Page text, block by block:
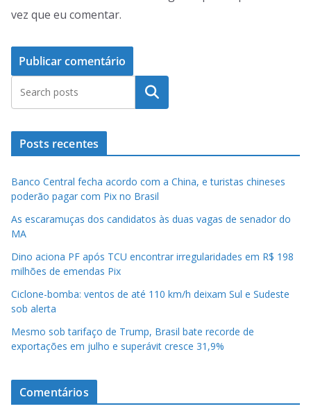
vez que eu comentar.
Pesquisar
Posts recentes
Banco Central fecha acordo com a China, e turistas chineses
poderão pagar com Pix no Brasil
As escaramuças dos candidatos às duas vagas de senador do
MA
Dino aciona PF após TCU encontrar irregularidades em R$ 198
milhões de emendas Pix
Ciclone-bomba: ventos de até 110 km/h deixam Sul e Sudeste
sob alerta
Mesmo sob tarifaço de Trump, Brasil bate recorde de
exportações em julho e superávit cresce 31,9%
Comentários